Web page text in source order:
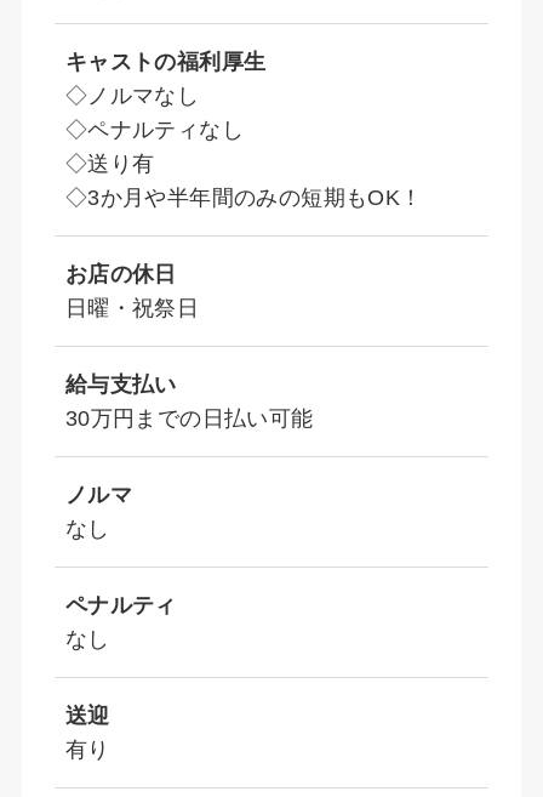
キャストの福利厚生
◇ノルマなし
◇ペナルティなし
◇送り有
◇3か月や半年間のみの短期もOK！
お店の休日
日曜・祝祭日
給与支払い
30万円までの日払い可能
ノルマ
なし
ペナルティ
なし
送迎
有り